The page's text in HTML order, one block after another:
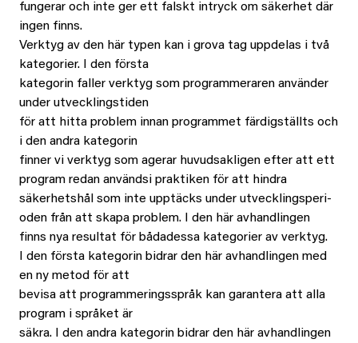
fungerar och inte ger ett falskt intryck om säkerhet där
ingen finns.
Verktyg av den här typen kan i grova tag uppdelas i två
kategorier. I den första
kategorin faller verktyg som programmeraren använder
under utvecklingstiden
för att hitta problem innan programmet färdigställts och
i den andra kategorin
finner vi verktyg som agerar huvudsakligen efter att ett
program redan användsi praktiken för att hindra
säkerhetshål som inte upptäcks under utvecklingsperi-
oden från att skapa problem. I den här avhandlingen
finns nya resultat för bådadessa kategorier av verktyg.
I den första kategorin bidrar den här avhandlingen med
en ny metod för att
bevisa att programmeringsspråk kan garantera att alla
program i språket är
säkra. I den andra kategorin bidrar den här avhandlingen